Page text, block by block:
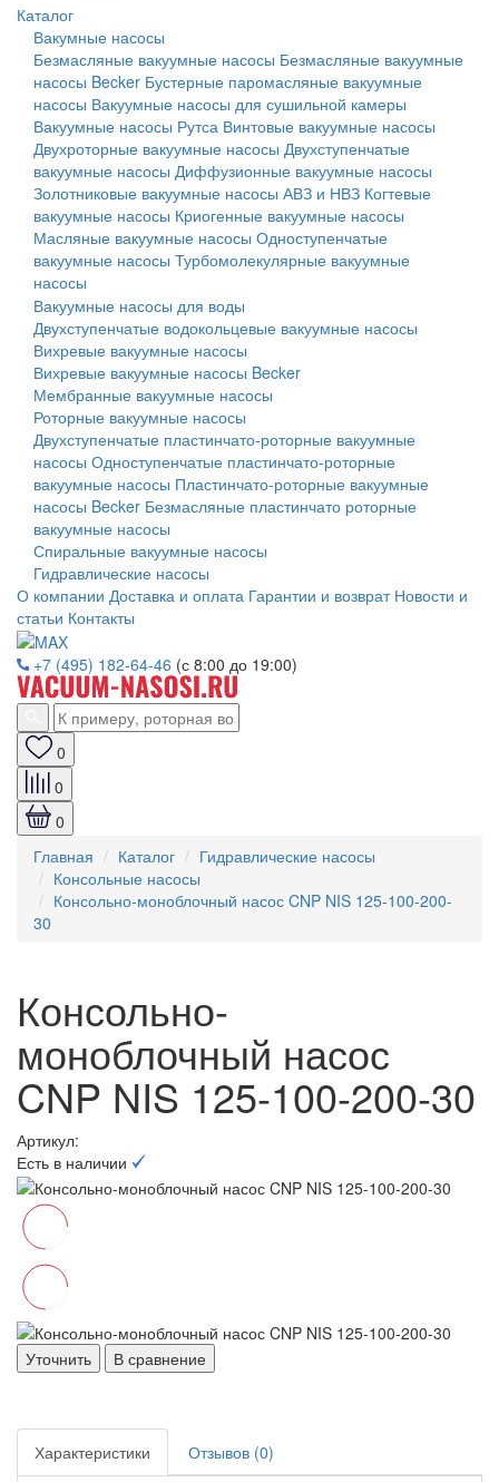
Каталог
Вакумные насосы
Безмасляные вакуумные насосы Безмасляные вакуумные
насосы Becker Бустерные паромасляные вакуумные
насосы Вакуумные насосы для сушильной камеры
Вакуумные насосы Рутса Винтовые вакуумные насосы
Двухроторные вакуумные насосы Двухступенчатые
вакуумные насосы Диффузионные вакуумные насосы
Золотниковые вакуумные насосы АВЗ и НВЗ Когтевые
вакуумные насосы Криогенные вакуумные насосы
Масляные вакуумные насосы Одноступенчатые
вакуумные насосы Турбомолекулярные вакуумные
насосы
Вакуумные насосы для воды
Двухступенчатые водокольцевые вакуумные насосы
Вихревые вакуумные насосы
Вихревые вакуумные насосы Becker
Мембранные вакуумные насосы
Роторные вакуумные насосы
Двухступенчатые пластинчато-роторные вакуумные
насосы Одноступенчатые пластинчато-роторные
вакуумные насосы Пластинчато-роторные вакуумные
насосы Becker Безмасляные пластинчато роторные
вакуумные насосы
Спиральные вакуумные насосы
Гидравлические насосы
О компании Доставка и оплата Гарантии и возврат Новости и
статьи Контакты
+7 (495) 182-64-46 (с 8:00 до 19:00)
0
0
0
Главная
Каталог
Гидравлические насосы
Консольные насосы
Консольно-моноблочный насос CNP NIS 125-100-200-
30
Консольно-
моноблочный насос
CNP NIS 125-100-200-30
Артикул:
Есть в наличии
Уточнить В сравнение
Характеристики
Отзывов (0)